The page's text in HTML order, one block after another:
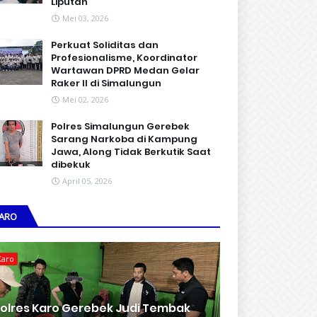
Mei 03, 2026
Perkuat Soliditas dan
Profesionalisme, Koordinator
Wartawan DPRD Medan Gelar
Raker II di Simalungun
Mei 02, 2026
Polres Simalungun Gerebek
Sarang Narkoba di Kampung
Jawa, Along Tidak Berkutik Saat
dibekuk
April 05, 2026
Karo Gerebek Judi Tembak